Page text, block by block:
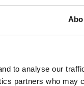
to analyse our
partners who may